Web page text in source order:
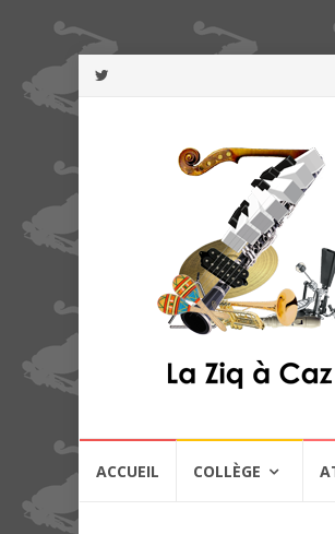
ACCUEIL COLLÈGE